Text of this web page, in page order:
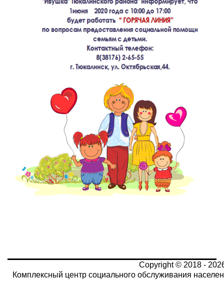
Copyright © 2018 -
Комплексный центр социального обслуживания